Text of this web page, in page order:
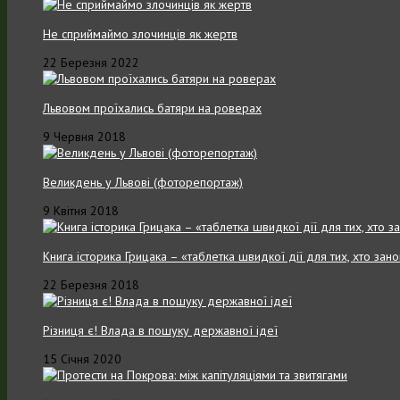
Не сприймаймо злочинців як жертв
22 Березня 2022
Львовом проїхались батяри на роверах
9 Червня 2018
Великдень у Львові (фоторепортаж)
9 Квітня 2018
Книга історика Грицака – «таблетка швидкої дії для тих, хто
22 Березня 2018
Різниця є! Влада в пошуку державної ідеї
15 Січня 2020